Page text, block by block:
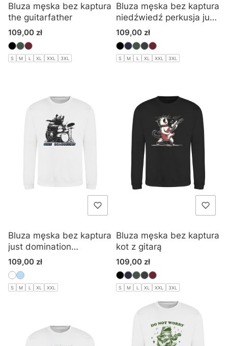
Bluza męska bez kaptura
the guitarfather
Cena
109,00 zł
S M L XL XXL 3XL
Bluza męska bez kaptura
niedźwiedź perkusja just
domination
Cena
109,00 zł
S M L XL XXL 3XL
Bluza męska bez kaptura
just domination
niedźwiedź perkusja
Cena
109,00 zł
S M L XL XXL
Bluza męska bez kaptura
kot z gitarą
Cena
109,00 zł
S M L XL XXL 3XL